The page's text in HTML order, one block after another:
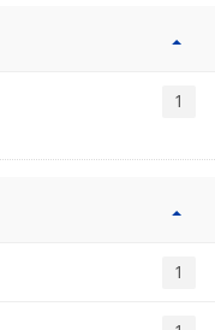
1
1